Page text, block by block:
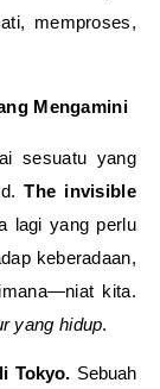
memproses,
Mengamini
sesuatu yang
The invisible
lagi yang perlu
keberadaan,
kita.
yang hidup.
Tokyo.Sebuah